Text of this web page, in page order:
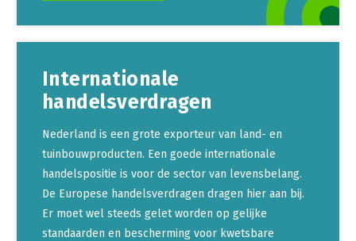
Internationale
handelsverdragen
Nederland is een grote exporteur van land- en
tuinbouwproducten. Een goede internationale
handelspositie is voor de sector van levensbelang.
De Europese handelsverdragen dragen hier aan bij.
Er moet wel steeds gelet worden op gelijke
standaarden en bescherming voor kwetsbare